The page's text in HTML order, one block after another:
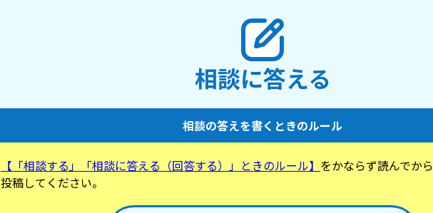
相談に答える
相談の答えを書くときのルール
【「相談する」「相談に答える（回答する）」ときのルール】 をかならず読んでか
投稿してください。